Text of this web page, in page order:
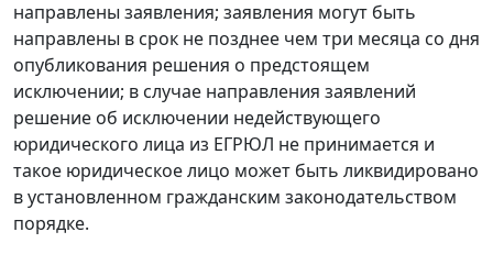
направлены заявления; заявления могут быть
направлены в срок не позднее чем три месяца со дня
опубликования решения о предстоящем
исключении; в случае направления заявлений
решение об исключении недействующего
юридического лица из ЕГРЮЛ не принимается и
такое юридическое лицо может быть ликвидировано
в установленном гражданским законодательством
порядке.